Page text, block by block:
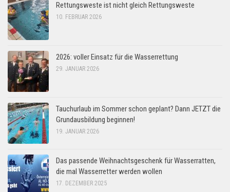
Rettungsweste ist nicht gleich Rettungsweste
10. FEBRUAR 2026
2026: voller Einsatz für die Wasserrettung
29. JANUAR 2026
Tauchurlaub im Sommer schon geplant? Dann JETZT die
Grundausbildung beginnen!
19. JANUAR 2026
Das passende Weihnachtsgeschenk für Wasserratten,
die mal Wasserretter werden wollen
17. DEZEMBER 2025